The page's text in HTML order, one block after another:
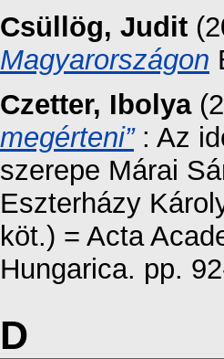
Csüllög, Judit
Magyarországon
Czetter, Ibolya
megérteni”: Az
szerepe Márai
Eszterházy
köt.) = Acta
Hungarica. pp.
D